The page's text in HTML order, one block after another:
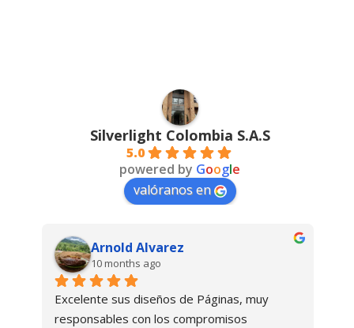
Silverlight Colombia S.A.S
5.0
powered by Google
valóranos en
Arnold Alvarez
10 months ago
Excelente sus diseños de Páginas, muy
responsables con los compromisos